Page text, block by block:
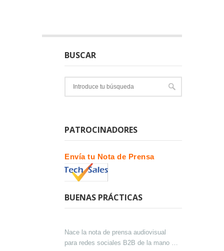
BUSCAR
PATROCINADORES
Envía tu Nota de Prensa
BUENAS PRÁCTICAS
Nace la nota de prensa audiovisual
para redes sociales B2B de la mano de